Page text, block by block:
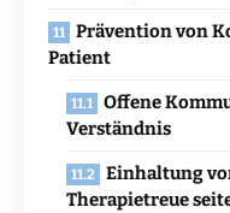
Prävention von
Patient
Offene
Verständnis
Einhaltung
Therapietreue